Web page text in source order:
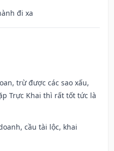
đi xa
trừ được các sao xấu,
Trực Khai thì rất tốt tức là
cầu tài lộc, khai